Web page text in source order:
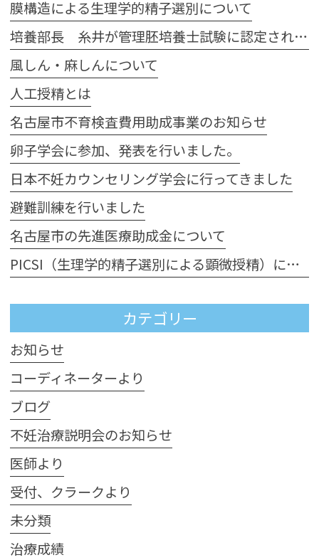
膜構造による生理学的精子選別について
培養部長 糸井が管理胚培養士試験に認定されました
風しん・麻しんについて
人工授精とは
名古屋市不育検査費用助成事業のお知らせ
卵子学会に参加、発表を行いました。
日本不妊カウンセリング学会に行ってきました
避難訓練を行いました
名古屋市の先進医療助成金について
PICSI（生理学的精子選別による顕微授精）について
カテゴリー
お知らせ
コーディネーターより
ブログ
不妊治療説明会のお知らせ
医師より
受付、クラークより
未分類
治療成績